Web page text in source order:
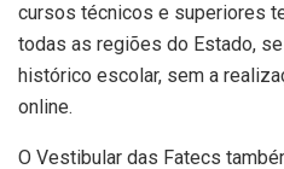
cursos técnicos e superiores
todas as regiões do Estado,
histórico escolar, sem a
online.
O Vestibular das Fatecs